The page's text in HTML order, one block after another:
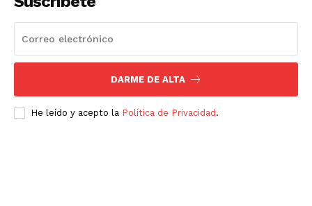
DARME DE ALTA
He leído y acepto la Política de Privacidad .